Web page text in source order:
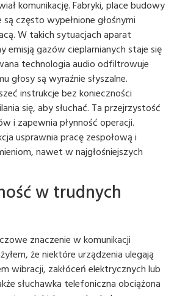
komunikację. Fabryki, place budowy
często wypełnione głośnymi
W takich sytuacjach aparat
emisją gazów cieplarnianych staje się
technologia audio odfiltrowuje
głosy są wyraźnie słyszalne.
instrukcje bez konieczności
się, aby słuchać. Ta przejrzystość
i zapewnia płynność operacji.
usprawnia pracę zespołową i
nawet w najgłośniejszych
w trudnych
znaczenie w komunikacji
że niektóre urządzenia ulegają
wibracji, zakłóceń elektrycznych lub
słuchawka telefoniczna obciążona